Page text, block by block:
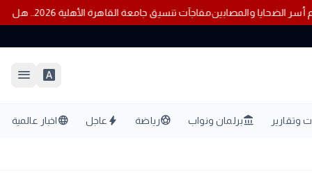
مفاجآت تنسيق جامعة القاهرة الأهلية 2026.. هل ترتفع درجات القبول؟
font_download
menu
وتقارير account_balanceبرلمان ونواب sports_soccerرياضة bolt عاجل languageاخبار عالمية